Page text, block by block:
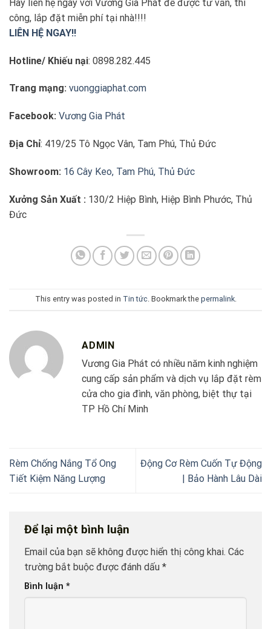
Hãy liên hệ ngay với Vương Gia Phát để được tư vấn, thi
công, lắp đặt miễn phí tại nhà!!!!
LIÊN HỆ NGAY!!
Hotline/ Khiếu nại: 0898.282.445
Trang mạng: vuonggiaphat.com
Facebook: Vương Gia Phát
Địa Chỉ: 419/25 Tô Ngọc Vân, Tam Phú, Thủ Đức
Showroom: 16 Cây Keo, Tam Phú, Thủ Đức
Xưởng Sản Xuất : 130/2 Hiệp Bình, Hiệp Bình Phước, Thủ
Đức
This entry was posted in Tin tức. Bookmark the permalink.
ADMIN
Vương Gia Phát có nhiều năm kinh nghiệm
cung cấp sản phẩm và dịch vụ lắp đặt rèm
cửa cho gia đình, văn phòng, biệt thự tại
TP Hồ Chí Minh
Rèm Chống Nắng Tổ Ong
Tiết Kiệm Năng Lượng
Động Cơ Rèm Cuốn Tự Động
| Bảo Hành Lâu Dài
Để lại một bình luận
Email của bạn sẽ không được hiển thị công khai. Các
trường bắt buộc được đánh dấu *
Bình luận *